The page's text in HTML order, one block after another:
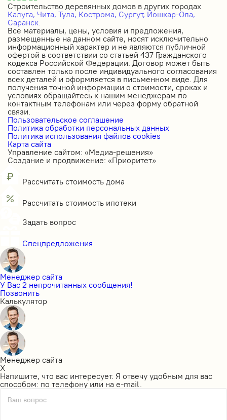
Строительство деревянных домов в других городах
Калуга, Чита, Тула, Кострома, Сургут, Йошкар-Ола,
Саранск.
Все материалы, цены, условия и предложения,
размещенные на данном сайте, носят исключительно
информационный характер и не являются публичной
офертой в соответствии со статьей 437 Гражданского
кодекса Российской Федерации. Договор может быть
составлен только после индивидуального согласования
всех деталей и оформляется в письменном виде. Для
получения точной информации о стоимости, сроках и
условиях обращайтесь к нашим менеджерам по
контактным телефонам или через форму обратной
связи.
Пользовательское соглашение
Политика обработки персональных данных
Политика использования файлов cookies
Карта сайта
Управление сайтом: «Медиа-решения»
Создание и продвижение: «Приоритет»
Рассчитать стоимость дома
Рассчитать стоимость ипотеки
Задать вопрос
Спецпредложения
Менеджер сайта
У Вас 2 непрочитанных сообщения!
Позвонить
Калькулятор
Менеджер сайта
X
Напишите, что вас интересует. Я отвечу удобным для вас
способом: по телефону или на e-mail.
Ваш вопрос